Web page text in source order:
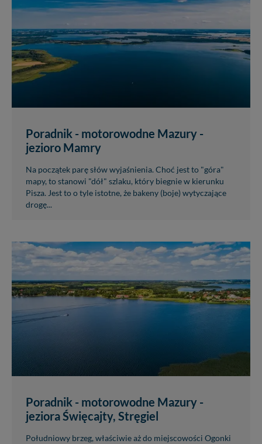
Poradnik - motorowodne Mazury -
jezioro Mamry
Na początek parę słów wyjaśnienia. Choć jest to "góra"
mapy, to stanowi "dół" szlaku, który biegnie w kierunku
Pisza. Jest to o tyle istotne, że bakeny (boje) wytyczające
drogę...
Poradnik - motorowodne Mazury -
jeziora Święcajty, Stręgiel
Południowy brzeg, właściwie aż do miejscowości Ogonki